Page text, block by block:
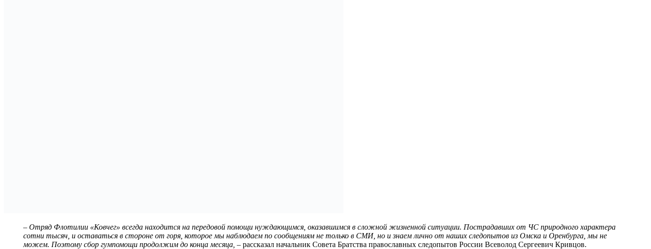
– Отряд Флотилии «Ковчег» всегда находится на передовой помощи нуждающимся, оказавшимся в сложной жизненной ситуации. Пострадавших от ЧС природного характера
сотни тысяч, и оставаться в стороне от горя, которое мы наблюдаем по сообщениям не только в СМИ, но и знаем лично от наших следопытов из Омска и Оренбурга, мы не
можем. Поэтому сбор гумпомощи продолжим до конца месяца, – рассказал начальник Совета Братства православных следопытов России Всеволод Сергеевич Кривцов.